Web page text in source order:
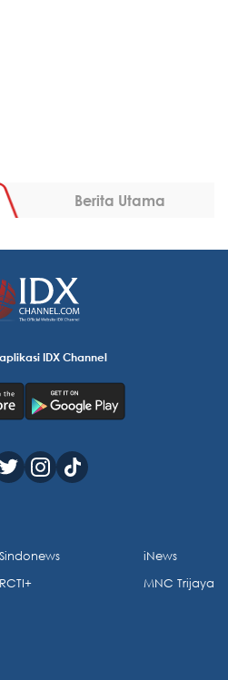
Berita Utama
IDX Channel
Sindonews
RCTI+
iNews
MNC Trijaya